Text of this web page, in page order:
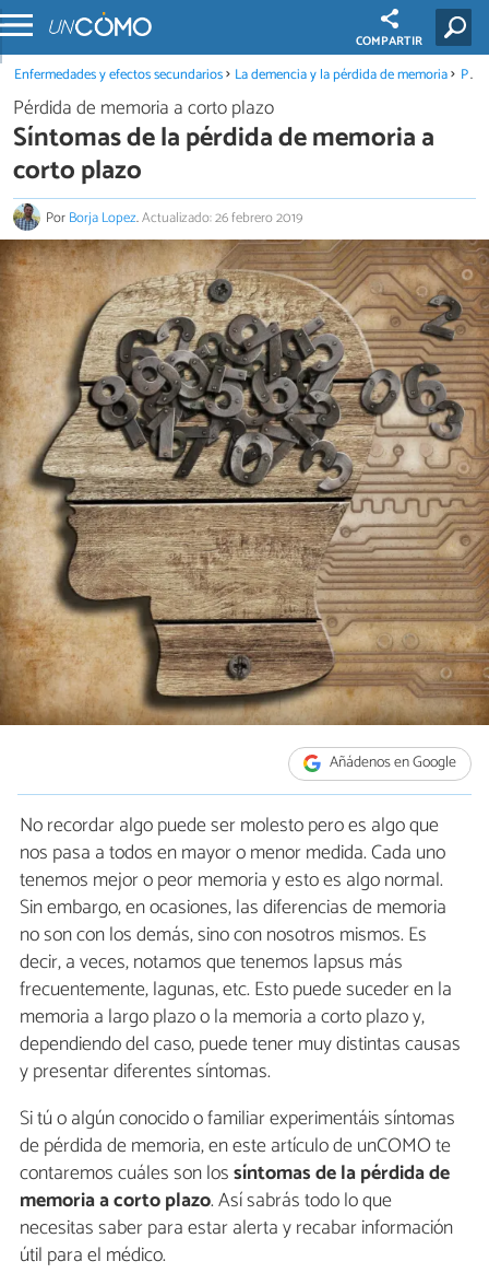
COMPARTIR
Enfermedades y efectos secundarios La demencia y la pérdida de memoria Pérdida de memoria a corto plazo
Pérdida de memoria a corto plazo
Síntomas de la pérdida de memoria a
corto plazo
PorBorja Lopez.Actualizado: 26 febrero 2019
Añádenos en Google
No recordar algo puede ser molesto pero es algo que
nos pasa a todos en mayor o menor medida. Cada uno
tenemos mejor o peor memoria y esto es algo normal.
Sin embargo, en ocasiones, las diferencias de memoria
no son con los demás, sino con nosotros mismos. Es
decir, a veces, notamos que tenemos lapsus más
frecuentemente, lagunas, etc. Esto puede suceder en la
memoria a largo plazo o la memoria a corto plazo y,
dependiendo del caso, puede tener muy distintas causas
y presentar diferentes síntomas.
Si tú o algún conocido o familiar experimentáis síntomas
de pérdida de memoria, en este artículo de unCOMO te
contaremos cuáles son lossíntomas de la pérdida de
memoria a corto plazo. Así sabrás todo lo que
necesitas saber para estar alerta y recabar información
útil para el médico.